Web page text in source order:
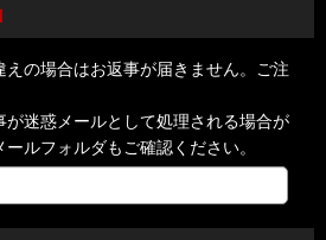
えの場合はお返事が届きません。ご注
が迷惑メールとして処理される場合が
ルフォルダもご確認ください。